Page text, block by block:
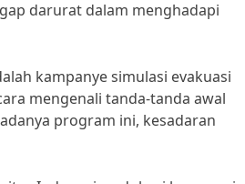
darurat dalam menghadapi
kampanye simulasi evakuasi
mengenali tanda-tanda awal
program ini, kesadaran